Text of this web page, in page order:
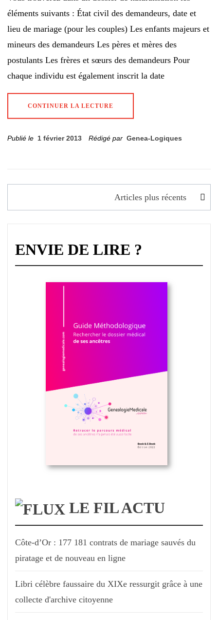
éléments suivants : État civil des demandeurs, date et
lieu de mariage (pour les couples) Les enfants majeurs et
mineurs des demandeurs Les pères et mères des
postulants Les frères et sœurs des demandeurs Pour
chaque individu est également inscrit la date
CONTINUER LA LECTURE
Publié le 1 février 2013 Rédigé par Genea-Logiques
des
Articles plus récents
ENVIE DE LIRE ?
LE FIL ACTU
Côte-d’Or : 177 181 contrats de mariage sauvés du
piratage et de nouveau en ligne
Libri célèbre faussaire du XIXe ressurgit grâce à une
collecte d'archive citoyenne